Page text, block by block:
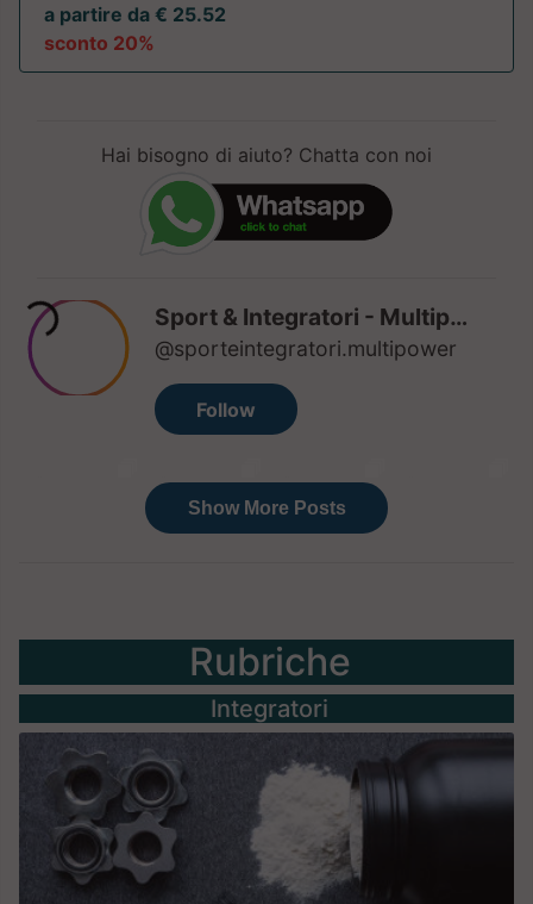
a partire da € 25.52
sconto 20%
Hai bisogno di aiuto? Chatta con noi
Rubriche
Integratori